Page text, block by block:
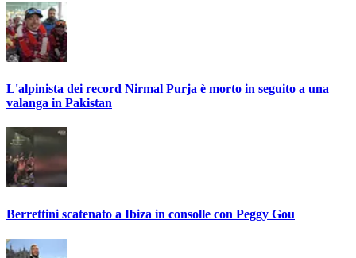
L'alpinista dei record Nirmal Purja è morto in seguito a una
valanga in Pakistan
Berrettini scatenato a Ibiza in consolle con Peggy Gou